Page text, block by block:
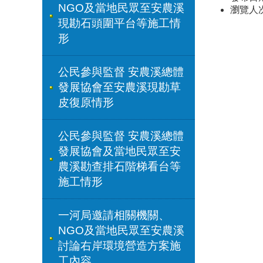
NGO及當地民眾至安農溪
現勘石頭圍平台等施工情
形
公民參與監督 安農溪總體
發展協會至安農溪現勘草
皮復原情形
公民參與監督 安農溪總體
發展協會及當地民眾至安
農溪勘查排石階梯看台等
施工情形
一河局邀請相關機關、
NGO及當地民眾至安農溪
討論右岸環境營造方案施
瀏覽人